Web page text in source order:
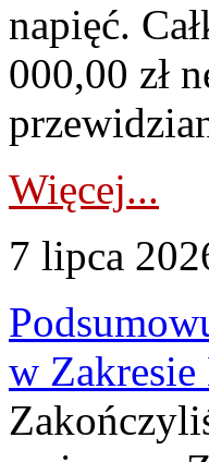
napięć.
000,00 zł
Więcej...
7 lipca
w